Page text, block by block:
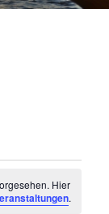
Hier
.